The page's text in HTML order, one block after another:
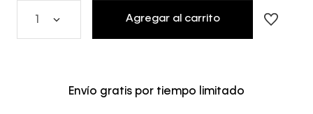
Agregar al carrito
Envío gratis por tiempo limitado